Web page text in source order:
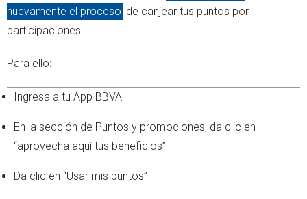
nuevamente el proceso de canjear tus puntos por
participaciones.
Para ello:
Ingresa a tu App BBVA
En la sección de Puntos y promociones, da clic en
“aprovecha aquí tus beneficios”
Da clic en “Usar mis puntos”